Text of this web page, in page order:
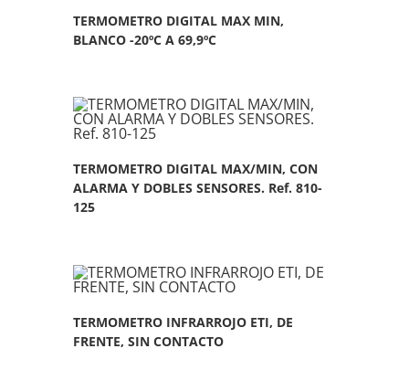
TERMOMETRO DIGITAL MAX MIN,
BLANCO -20ºC A 69,9ºC
TERMOMETRO DIGITAL MAX/MIN, CON
ALARMA Y DOBLES SENSORES. Ref. 810-
125
TERMOMETRO INFRARROJO ETI, DE
FRENTE, SIN CONTACTO